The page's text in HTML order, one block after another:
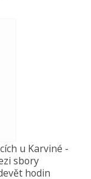
u Karviné -
sbory
hodin